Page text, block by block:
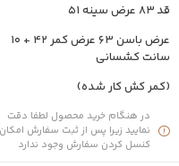
قد ۸۳ عرض سینه ۵۱
عرض باسن ۶۳ عرض کمر ۴۲ + ۱۰
سانت کشسانی
(کمر کش کار شده)
در هنگام خرید محصول لطفا دقت
نمایید زیرا پس از ثبت سفارش امکان
کنسل کردن سفارش وجود ندارد